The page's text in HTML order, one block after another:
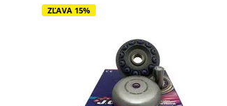
ZĽAVA 15%